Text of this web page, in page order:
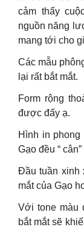
cảm thấy
nguồn năng
mang tới cho
Các mẫu
lại rất bắt mắt.
Form rộng
được đấy ạ.
Hình in
Gạo đều “
Đầu tuần xinh
mắt của Gạo
Với tone màu
bắt mắt sẽ